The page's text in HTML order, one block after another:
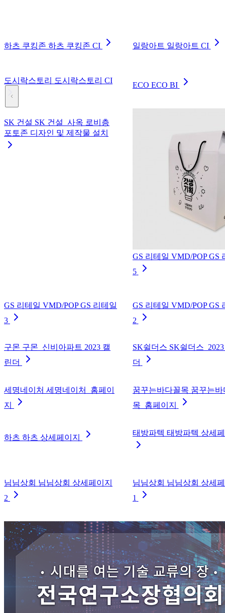
하츠 쿠킹존 하츠 쿠킹존 CI 일랑아트 일랑아트 CI
도시락스토리 도시락스토리 CI
ECO ECO BI
SK 건설 SK 건설_사옥 로비층
포토존 디자인 및 제작물 설치
GS 리테일 VMD/POP GS
5
GS 리테일 VMD/POP GS 리테일
3
GS 리테일 VMD/POP GS
2
구몬 구몬_신비아파트 2023 캘
린더
SK쉴더스 SK쉴더스
더
세명네이처 세명네이처_홈페이
지
꿈꾸는바다꼴목 꿈꾸는바
목_홈페이지
하츠 하츠 상세페이지
태방파텍 태방파텍 상세
님님상회 님님상회 상세페이지
2
님님상회 님님상회 상세
1